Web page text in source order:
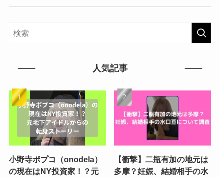
人気記事
小野寺ポプコ（onodela）
の現在はNY投資家！？元
【衝撃】二瓶有加の地元は
多摩？妊娠、結婚相手の水